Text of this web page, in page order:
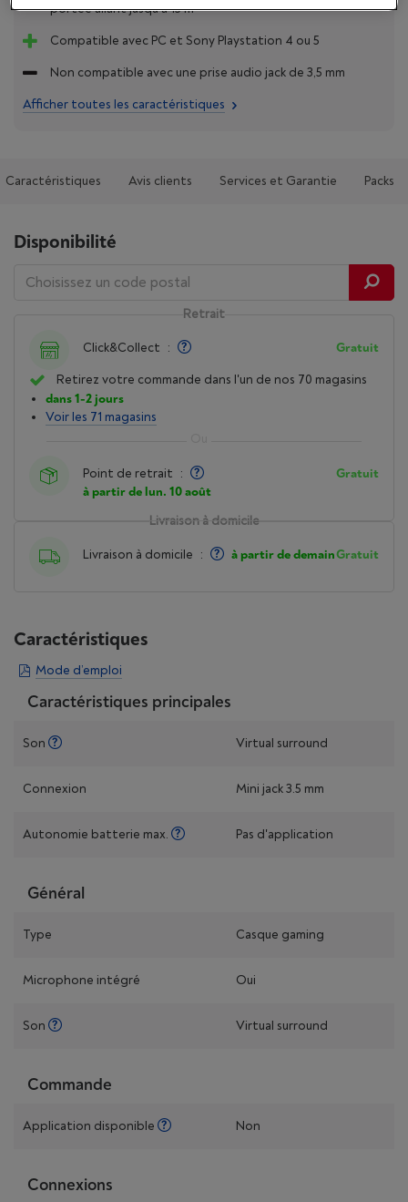
portée allant jusqu'à 15 m
Compatible avec PC et Sony Playstation 4 ou 5
Non compatible avec une prise audio jack de 3,5 mm
Afficher toutes les caractéristiques
Caractéristiques Avis clients Services et Garantie Packs
Disponibilité
Livraison à domicile
Livraison à domicile : à partir de demainGratuit
Retrait
Click&Collect : Gratuit
Retirez votre commande dans l'un de nos 70 magasins
dans 1-2 jours
Voir les 71 magasins
Point de retrait :
à partir de lun. 10 août
Gratuit
Caractéristiques
Mode d’emploi
Caractéristiques principales
Son Virtual surround
Connexion Mini jack 3.5 mm
Autonomie batterie max. Pas d'application
Général
Type Casque gaming
Microphone intégré Oui
Son Virtual surround
Commande
Application disponible Non
Connexions